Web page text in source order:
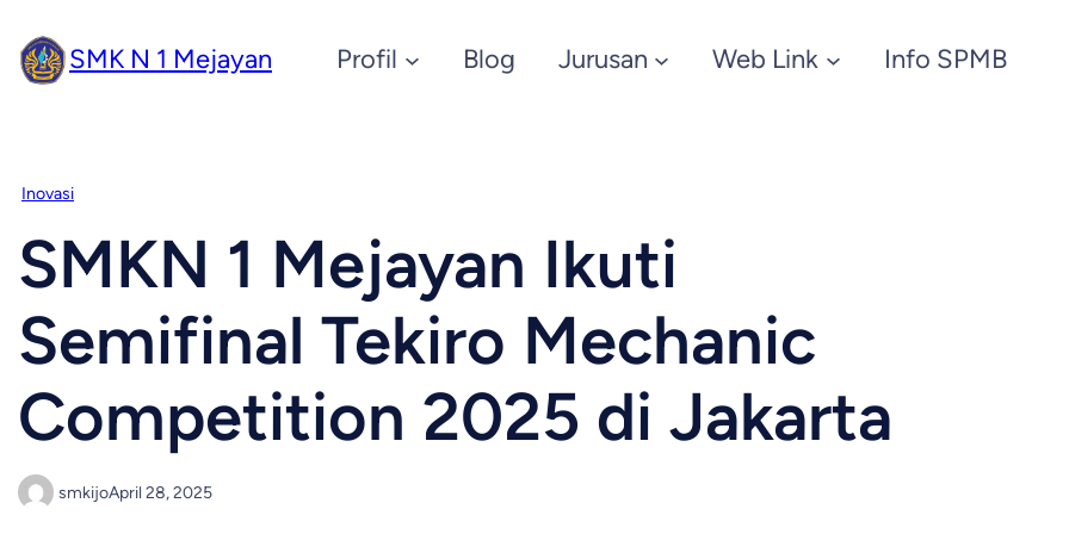
SMK N 1 Mejayan Profil Blog Jurusan Web Link Info SPMB
Inovasi
SMKN 1 Mejayan Ikuti
Semifinal Tekiro Mechanic
Competition 2025 di Jakarta
smkijoApril 28, 2025